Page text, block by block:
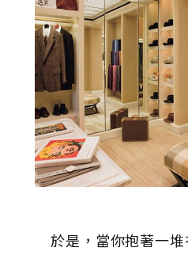
於是，當你抱著一